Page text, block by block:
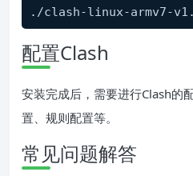
配置Clash
安装完成后，需要进行Clash的
置、规则配置等。
常见问题解答